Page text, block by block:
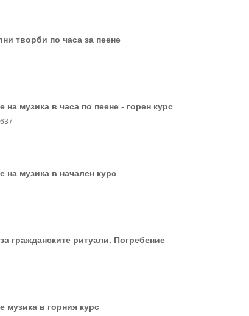
творби по часа за пеене
на музика в часа по пеене - горен курс
на музика в начален курс
гражданските ритуали. Погребение
музика в горния курс